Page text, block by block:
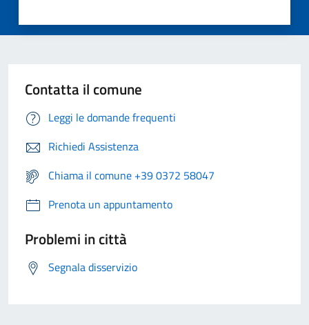
Contatta il comune
Leggi le domande frequenti
Richiedi Assistenza
Chiama il comune +39 0372 58047
Prenota un appuntamento
Problemi in città
Segnala disservizio